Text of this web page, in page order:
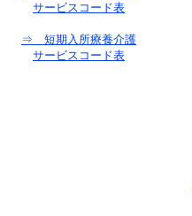
サービスコード表
⇒ 短期入所療養介護
サービスコード表